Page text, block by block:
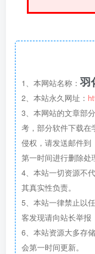
1、本网站名称： 羽
2、本站永久网址：
3、本网站的文章部
考，部分软件下载在
侵权，请发送邮件到
第一时间进行删除处
4、本站一切资源不
其真实性负责。
5、本站一律禁止以
客发现请向站长举报
6、本站资源大多存
会第一时间更新。